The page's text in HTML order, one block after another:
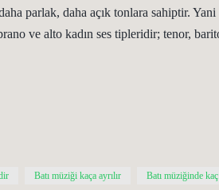
parlak, daha açık tonlara sahiptir. Yani
ve alto kadın ses tipleridir; tenor,
Batı müziği kaça ayrılır Batı müziğinde